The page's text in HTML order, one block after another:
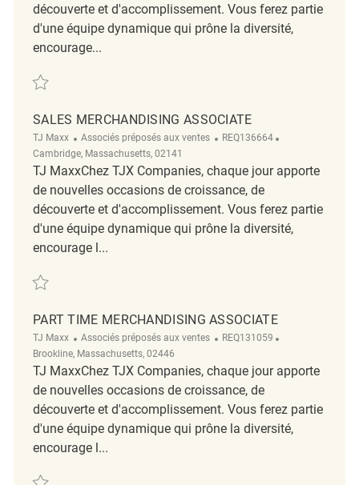
découverte et d'accomplissement. Vous ferez partie
d'une équipe dynamique qui prône la diversité,
encourage...
Sauvegarder Merchandising Associate REQ142314
SALES MERCHANDISING ASSOCIATE
TJ Maxx Catégorie
Associés préposés aux ventes ReqId
REQ136664
Cambridge, Massachusetts, 02141
TJ MaxxChez TJX Companies, chaque jour apporte
de nouvelles occasions de croissance, de
découverte et d'accomplissement. Vous ferez partie
d'une équipe dynamique qui prône la diversité,
encourage l...
Sauvegarder Sales Merchandising Associate REQ136664
PART TIME MERCHANDISING ASSOCIATE
TJ Maxx Catégorie
Associés préposés aux ventes ReqId
REQ131059
Brookline, Massachusetts, 02446
TJ MaxxChez TJX Companies, chaque jour apporte
de nouvelles occasions de croissance, de
découverte et d'accomplissement. Vous ferez partie
d'une équipe dynamique qui prône la diversité,
encourage l...
Sauvegarder part time merchandising associate REQ131059